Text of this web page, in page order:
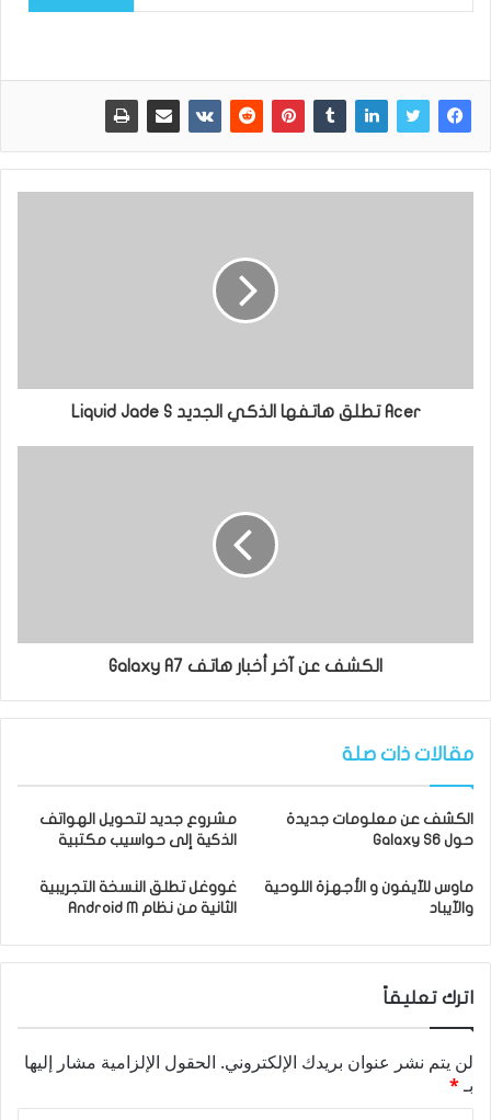
Acer تطلق هاتفها الذكي الجديد Liquid Jade S
الكشف عن آخر أخبار هاتف Galaxy A7
مقالات ذات صلة
الكشف عن معلومات جديدة
حول Galaxy S6
مشروع جديد لتحويل الهواتف
الذكية إلى حواسيب مكتبية
ماوس للآيفون و الأجهزة اللوحية
والآيباد
غووغل تطلق النسخة التجريبية
الثانية من نظام Android M
اترك تعليقاً
لن يتم نشر عنوان بريدك الإلكتروني. الحقول الإلزامية مشار إليها
بـ*